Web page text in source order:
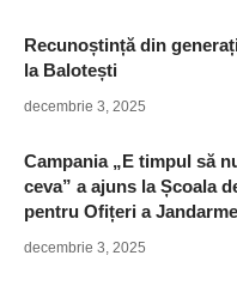
Recunoștință din
la Balotești
decembrie 3, 2025
Campania „E timpul să
ceva” a ajuns la Școala
pentru Ofițeri a
decembrie 3, 2025